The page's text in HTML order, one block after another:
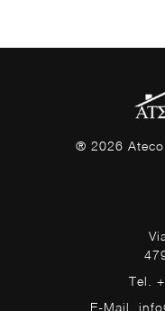
® 2026
Tel.
E-Mail.